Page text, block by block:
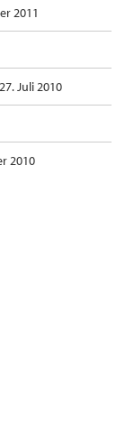
2011
27. Juli 2010
2010